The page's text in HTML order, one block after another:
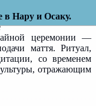
в Нару и Осаку.
церемонии —
маття. Ритуал,
со временем
отражающим